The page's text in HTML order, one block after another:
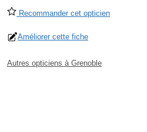
Recommander cet opticien
Améliorer cette fiche
Autres opticiens à Grenoble